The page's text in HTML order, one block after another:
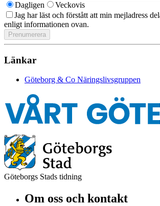
Dagligen
Veckovis
Jag har läst och förstått att min mejladress
enligt informationen ovan.
Länkar
Göteborg & Co Näringslivsgruppen
Göteborgs Stads tidning
Om oss och kontakt